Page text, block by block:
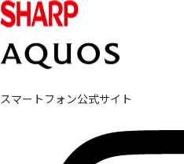
スマートフォン公式サイト